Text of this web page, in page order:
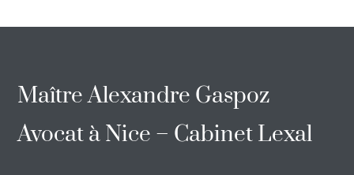
Maître Alexandre Gaspoz
Avocat à Nice – Cabinet Lexal